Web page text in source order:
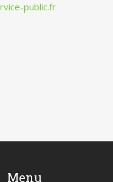
public.fr
Menu